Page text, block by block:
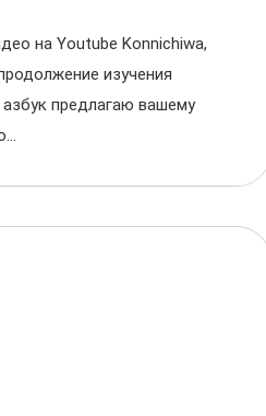
на Youtube Konnichiwa,
изучения
предлагаю вашему